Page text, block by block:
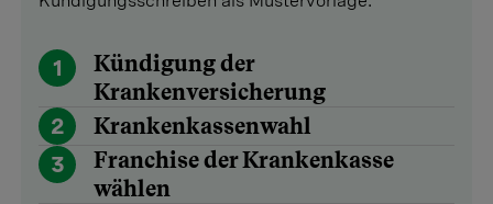
1
Kündigung der
Krankenversicherung
2
Krankenkassenwahl
3
Franchise der Krankenkasse
wählen